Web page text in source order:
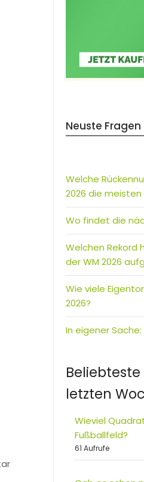
Neuste Fragen
Welche
2026 die
Wo findet die
Welchen Rekord
der WM 2026
Wie viele
2026?
In eigener Sache:
letzten
Wieviel
Fußballfeld?
61 Aufrufe